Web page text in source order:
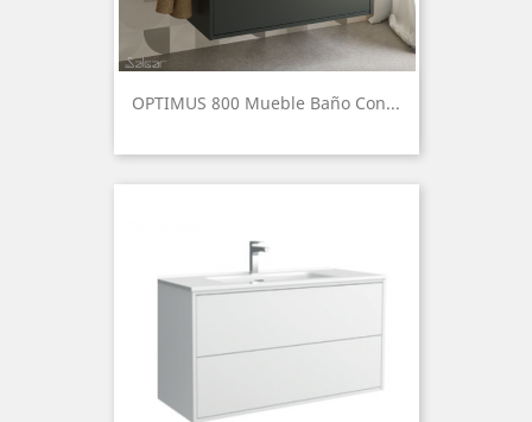
OPTIMUS 800 Mueble Baño Con...